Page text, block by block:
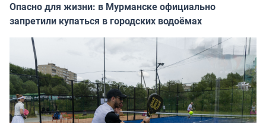
Опасно для жизни: в Мурманске официально
запретили купаться в городских водоёмах